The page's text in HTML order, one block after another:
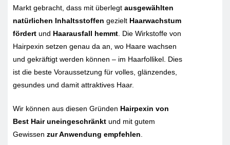
Markt gebracht, dass mit überlegt ausgewählten
natürlichen Inhaltsstoffen gezielt Haarwachstum
fördert und Haarausfall hemmt. Die Wirkstoffe von
Hairpexin setzen genau da an, wo Haare wachsen
und gekräftigt werden können – im Haarfollikel. Dies
ist die beste Voraussetzung für volles, glänzendes,
gesundes und damit attraktives Haar.
Wir können aus diesen Gründen Hairpexin von
Best Hair uneingeschränkt und mit gutem
Gewissen zur Anwendung empfehlen.